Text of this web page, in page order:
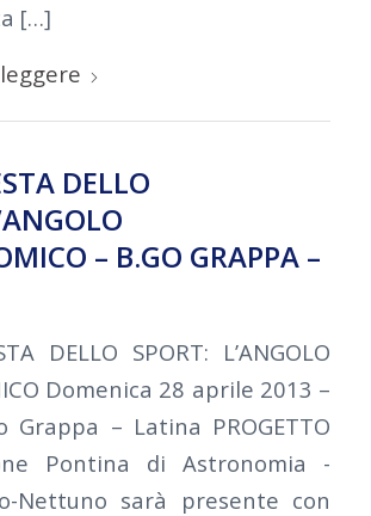
[…]
DELLO
– B.GO GRAPPA –
DELLO SPORT: L’ANGOLO
Domenica 28 aprile 2013 –
Grappa – Latina PROGETTO
Pontina di Astronomia -
Nettuno sarà presente con